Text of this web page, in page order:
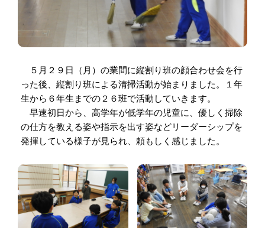
５月２９日（月）の業間に縦割り班の顔合わせ会を行
った後、縦割り班による清掃活動が始まりました。１年
生から６年生までの２６班で活動していきます。
早速初日から、高学年が低学年の児童に、優しく掃除
の仕方を教える姿や指示を出す姿などリーダーシップを
発揮している様子が見られ、頼もしく感じました。